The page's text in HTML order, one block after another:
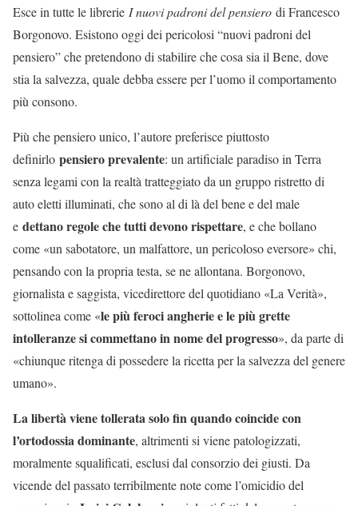
Esce in tutte le librerie I nuovi padroni del pensiero di Francesco
Borgonovo. Esistono oggi dei pericolosi “nuovi padroni del
pensiero” che pretendono di stabilire che cosa sia il Bene, dove
stia la salvezza, quale debba essere per l’uomo il comportamento
più consono.
Più che pensiero unico, l’autore preferisce piuttosto
definirlo pensiero prevalente: un artificiale paradiso in Terra
senza legami con la realtà tratteggiato da un gruppo ristretto di
auto eletti illuminati, che sono al di là del bene e del male
e dettano regole che tutti devono rispettare, e che bollano
come «un sabotatore, un malfattore, un pericoloso eversore» chi,
pensando con la propria testa, se ne allontana. Borgonovo,
giornalista e saggista, vicedirettore del quotidiano «La Verità»,
sottolinea come «le più feroci angherie e le più grette
intolleranze si commettano in nome del progresso», da parte di
«chiunque ritenga di possedere la ricetta per la salvezza del genere
umano».
La libertà viene tollerata solo fin quando coincide con
l’ortodossia dominante, altrimenti si viene patologizzati,
moralmente squalificati, esclusi dal consorzio dei giusti. Da
vicende del passato terribilmente note come l’omicidio del